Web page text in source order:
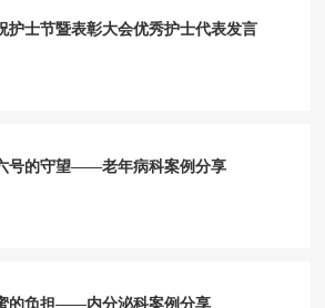
护士节暨表彰大会优秀护士代表发言
号的守望——老年病科案例分享
的负担——内分泌科案例分享